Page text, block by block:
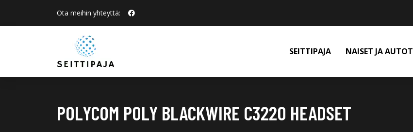
Ota meihin yhteyttä:
SEITTIPAJA NAISET JA AUTOT
POLYCOM POLY BLACKWIRE C3220 HEADSET